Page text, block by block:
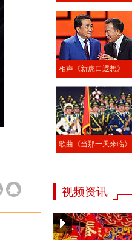
相声《新虎口遐想》
歌曲《当那一天来临》
视频资讯